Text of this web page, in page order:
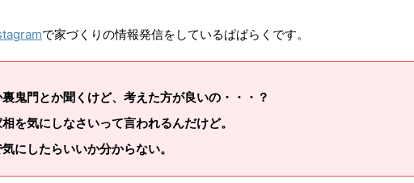
で家づくりの情報発信をしているぱぱらくです。
鬼門とか聞くけど、考えた方が良いの・・・？
を気にしなさいって言われるんだけど。
にしたらいいか分からない。